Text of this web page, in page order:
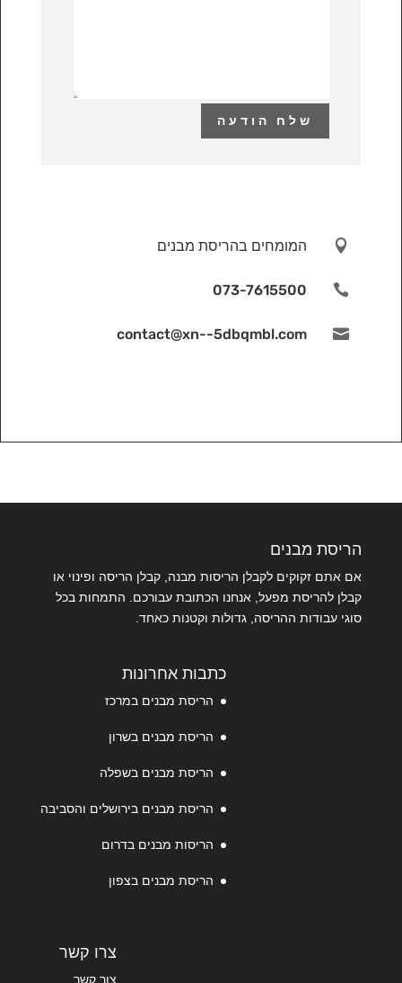
שלח הודעה
 המומחים בהריסת מבנים

073-7615500

contact@xn--5dbqmbl.com
הריסת מבנים
אם אתם זקוקים לקבלן הריסות מבנה, קבלן הריסה ופינוי או
קבלן להריסת מפעל, אנחנו הכתובת עבורכם. התמחות בכל
סוגי עבודות ההריסה, גדולות וקטנות כאחד.
כתבות אחרונות
הריסת מבנים במרכז
הריסת מבנים בשרון
הריסת מבנים בשפלה
הריסת מבנים בירושלים והסביבה
הריסות מבנים בדרום
הריסת מבנים בצפון
צרו קשר
צור קשר